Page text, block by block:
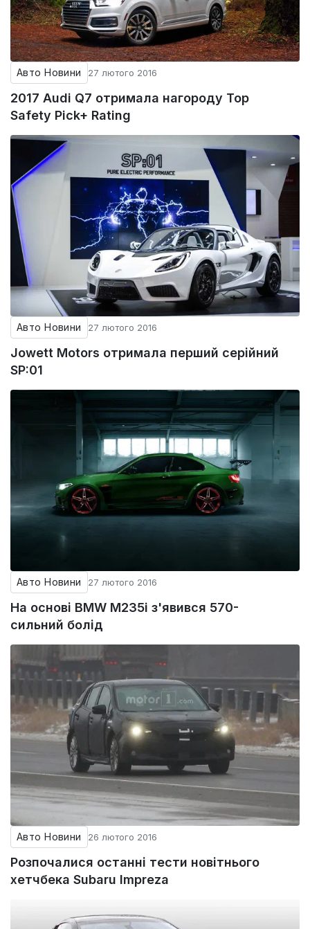
Авто Новини 27 лютого 2016
2017 Audi Q7 отримала нагороду Top
Safety Pick+ Rating
Авто Новини 27 лютого 2016
Jowett Motors отримала перший серійний
SP:01
Авто Новини 27 лютого 2016
На основі BMW M235i з'явився 570-
сильний болід
Авто Новини 26 лютого 2016
Розпочалися останні тести новітнього
хетчбека Subaru Impreza